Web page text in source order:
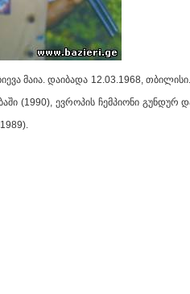
(1990), ევროპის ჩემპიონი გუნდურ
მფლობელი კაცებს